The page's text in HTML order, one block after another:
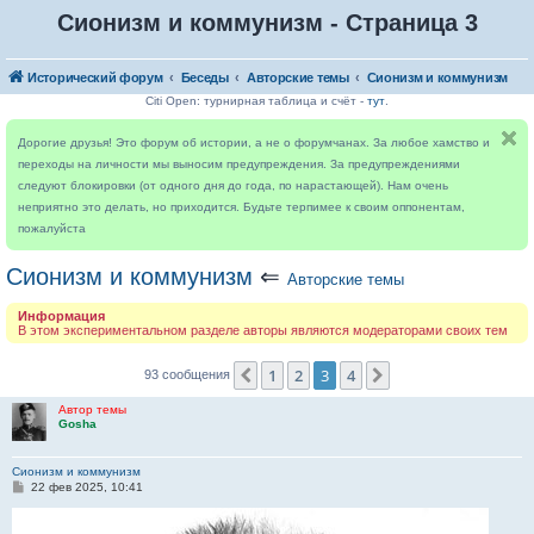
Сионизм и коммунизм - Страница 3
Исторический форум Беседы Авторские темы Сионизм и коммунизм
Citi Open: турнирная таблица и счёт - тут
Дорогие друзья! Это форум об истории, а не о форумчанах. За любое хамство и
переходы на личности мы выносим предупреждения. За предупреждениями
следуют блокировки (от одного дня до года, по нарастающей). Нам очень
неприятно это делать, но приходится. Будьте терпимее к своим оппонентам,
пожалуйста
Сионизм и коммунизм ⇐ Авторские темы
Информация
В этом экспериментальном разделе авторы являются модераторами своих тем
93 сообщения Пред.
1 2 3 4
Автор темы
Gosha
Сионизм и коммунизм
С22 фев 2025, 10:41